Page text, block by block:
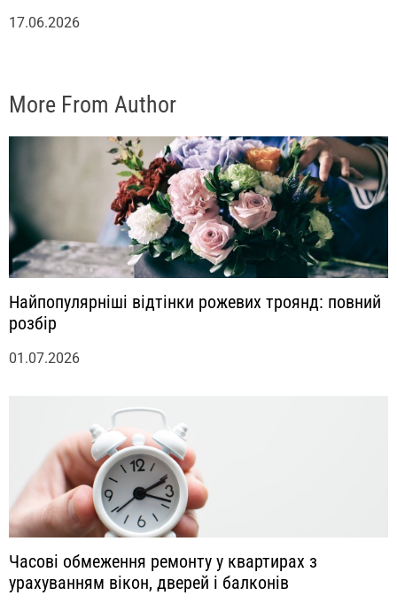
17.06.2026
More From Author
Найпопулярніші відтінки рожевих троянд: повний
розбір
01.07.2026
Часові обмеження ремонту у квартирах з
урахуванням вікон, дверей і балконів